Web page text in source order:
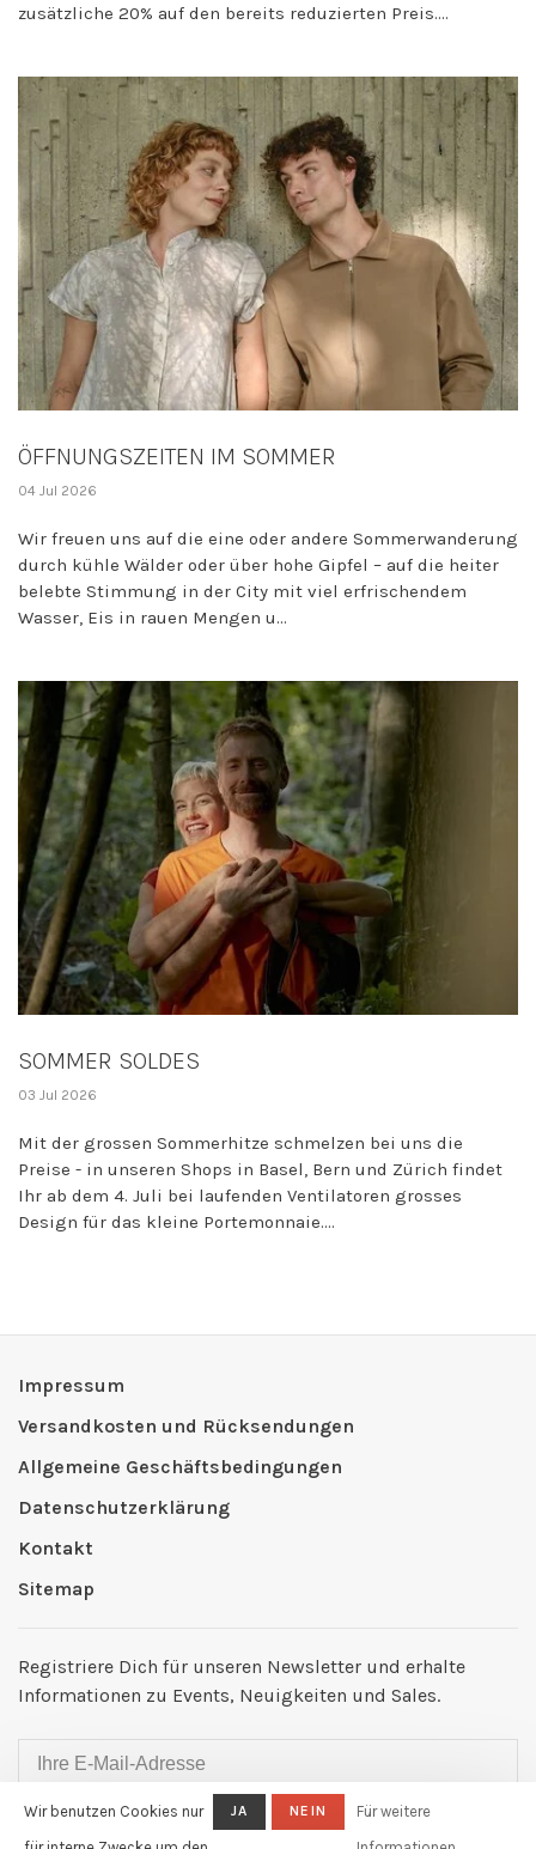
zusätzliche 20% auf den bereits reduzierten Preis....
ÖFFNUNGSZEITEN IM SOMMER
04 Jul 2026
Wir freuen uns auf die eine oder andere Sommerwanderung
durch kühle Wälder oder über hohe Gipfel – auf die heiter
belebte Stimmung in der City mit viel erfrischendem
Wasser, Eis in rauen Mengen u...
SOMMER SOLDES
03 Jul 2026
Mit der grossen Sommerhitze schmelzen bei uns die
Preise - in unseren Shops in Basel, Bern und Zürich findet
Ihr ab dem 4. Juli bei laufenden Ventilatoren grosses
Design für das kleine Portemonnaie....
Impressum
Versandkosten und Rücksendungen
Allgemeine Geschäftsbedingungen
Datenschutzerklärung
Kontakt
Sitemap
Registriere Dich für unseren Newsletter und erhalte
Informationen zu Events, Neuigkeiten und Sales.
Wir benutzen Cookies nur
JA NEIN
Für weitere